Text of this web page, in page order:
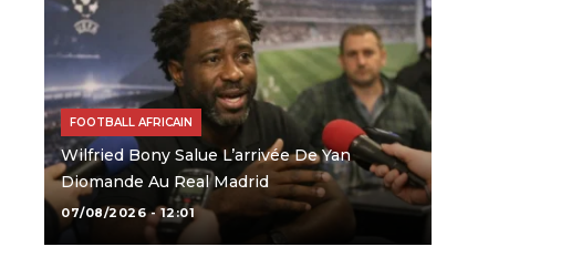
FOOTBALL AFRICAIN
Wilfried Bony Salue L’arrivée De Yan
Diomande Au Real Madrid
07/08/2026 - 12:01